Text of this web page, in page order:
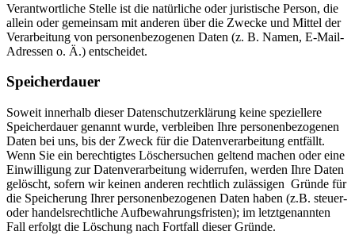
Verantwortliche Stelle ist die natürliche oder juristische Person, die
allein oder gemeinsam mit anderen über die Zwecke und Mittel der
Verarbeitung von personenbezogenen Daten (z. B. Namen, E-Mail-
Adressen o. Ä.) entscheidet.
Speicherdauer
Soweit innerhalb dieser Datenschutzerklärung keine speziellere
Speicherdauer genannt wurde, verbleiben Ihre personenbezogenen
Daten bei uns, bis der Zweck für die Datenverarbeitung entfällt.
Wenn Sie ein berechtigtes Löschersuchen geltend machen oder eine
Einwilligung zur Datenverarbeitung widerrufen, werden Ihre Daten
gelöscht, sofern wir keinen anderen rechtlich zulässigen Gründe für
die Speicherung Ihrer personenbezogenen Daten haben (z.B. steuer-
oder handelsrechtliche Aufbewahrungsfristen); im letztgenannten
Fall erfolgt die Löschung nach Fortfall dieser Gründe.